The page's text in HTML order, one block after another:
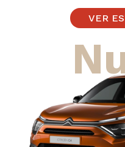
VER